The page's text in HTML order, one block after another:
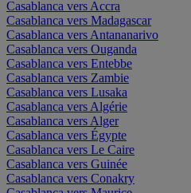
Casablanca vers Accra
Casablanca vers Madagascar
Casablanca vers Antananarivo
Casablanca vers Ouganda
Casablanca vers Entebbe
Casablanca vers Zambie
Casablanca vers Lusaka
Casablanca vers Algérie
Casablanca vers Alger
Casablanca vers Égypte
Casablanca vers Le Caire
Casablanca vers Guinée
Casablanca vers Conakry